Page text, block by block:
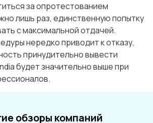
за опротестованием
лишь раз, единственную попытку
с максимальной отдачей.
нередко приводит к отказу,
принудительно вывести
будет значительно выше при
обзоры компаний